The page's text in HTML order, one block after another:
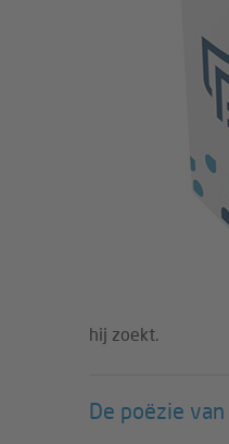
hij zoekt.
De poëzie